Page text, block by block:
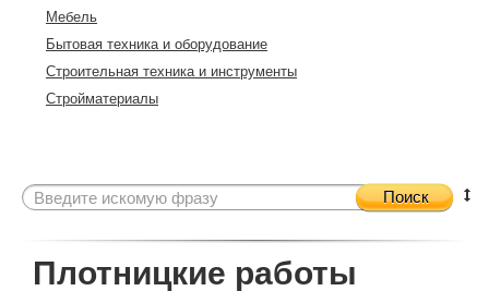
Мебель
Бытовая техника и оборудование
Строительная техника и инструменты
Стройматериалы
Поиск
Плотницкие работы